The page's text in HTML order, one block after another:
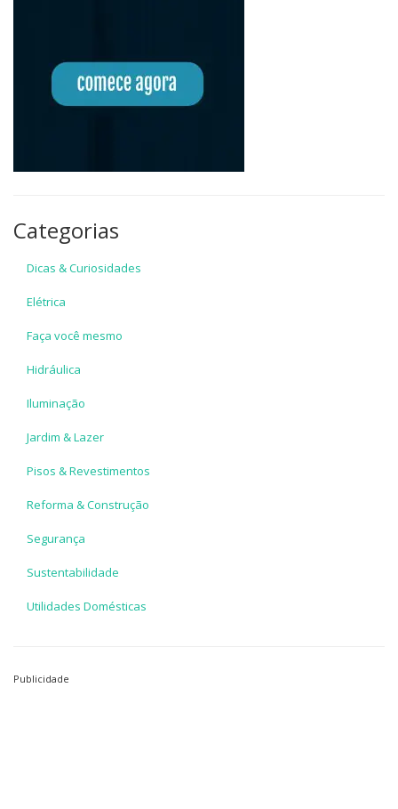
Categorias
Dicas & Curiosidades
Elétrica
Faça você mesmo
Hidráulica
Iluminação
Jardim & Lazer
Pisos & Revestimentos
Reforma & Construção
Segurança
Sustentabilidade
Utilidades Domésticas
Publicidade